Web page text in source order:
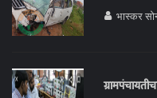
भास्कर